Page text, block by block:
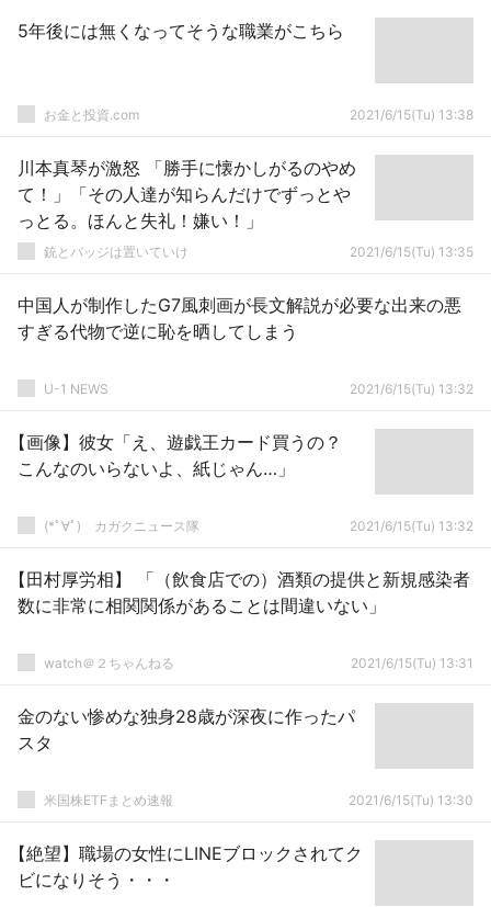
5年後には無くなってそうな職業がこちら
お金と投資.com 2021/6/15(Tu) 13:38
川本真琴が激怒 「勝手に懐かしがるのやめ
て！」「その人達が知らんだけでずっとや
っとる。ほんと失礼！嫌い！」
銃とバッジは置いていけ 2021/6/15(Tu) 13:35
中国人が制作したG7風刺画が長文解説が必要な出来の悪
すぎる代物で逆に恥を晒してしまう
U-1 NEWS 2021/6/15(Tu) 13:32
【画像】彼女「え、遊戯王カード買うの？
こんなのいらないよ、紙じゃん…」
(*ﾟ∀ﾟ)ゞカガクニュース隊 2021/6/15(Tu) 13:32
【田村厚労相】 「（飲食店での）酒類の提供と新規感染者
数に非常に相関関係があることは間違いない」
watch＠２ちゃんねる 2021/6/15(Tu) 13:31
金のない惨めな独身28歳が深夜に作ったパ
スタ
米国株ETFまとめ速報 2021/6/15(Tu) 13:30
【絶望】職場の女性にLINEブロックされてク
ビになりそう・・・